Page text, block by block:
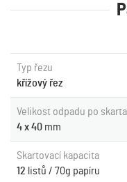
Typ řezu
křížový řez
Velikost odpadu po
4 x 40 mm
Skartovací kapacita
12 listů / 70g papíru